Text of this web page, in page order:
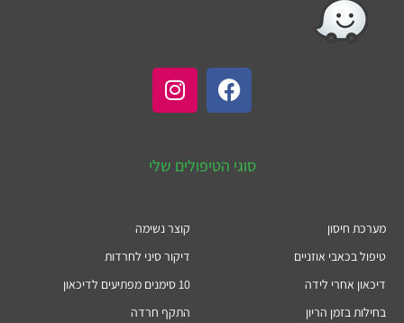
סוגי הטיפולים שלי
מערכת חיסון
טיפול בכאבי אוזניים
דיכאון אחרי לידה
בחילות בזמן הריון
קוצר נשימה
דיקור סיני לחרדות
10 סימנים מפתיעים לדיכאון
התקף חרדה